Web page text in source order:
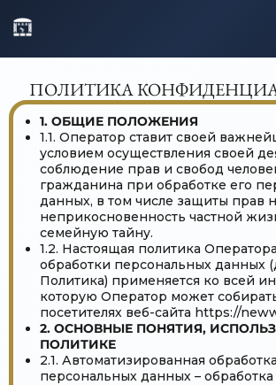
ПОЛИТИКА
1. ОБЩИЕ ПОЛОЖЕНИЯ
1.1. Оператор ставит своей
условием осуществления своей
соблюдение прав и свобод
гражданина при обработке его
данных, в том числе защиты прав
неприкосновенность частной
семейную тайну.
1.2. Настоящая политика
обработки персональных данных
Политика) применяется ко всей
которую Оператор может
посетителях веб-сайта https://
2. ОСНОВНЫЕ ПОНЯТИЯ,
ПОЛИТИКЕ
2.1. Автоматизированная обработка
персональных данных –